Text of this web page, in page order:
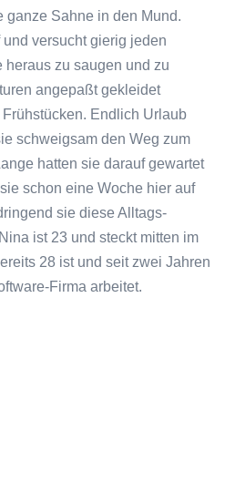
ganze Sahne in den Mund.
und versucht gierig jeden
zu saugen und zu
angepaßt gekleidet
Endlich Urlaub
schweigsam den Weg zum
hatten sie darauf gewartet
schon eine Woche hier auf
sie diese Alltags-
ist 23 und steckt mitten im
28 ist und seit zwei Jahren
Firma arbeitet.